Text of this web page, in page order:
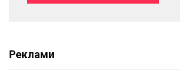
Реклами